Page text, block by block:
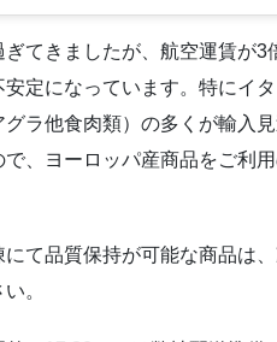
てきましたが、航空運賃が3
定になっています。特にイ
ラ他食肉類）の多くが輸入
、ヨーロッパ産商品をご利
て品質保持が可能な商品は
。